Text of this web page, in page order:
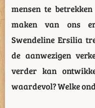
mensen te
maken van ons
Swendeline Ersilia
de aanwezigen
verder kan
waardevol? Welke